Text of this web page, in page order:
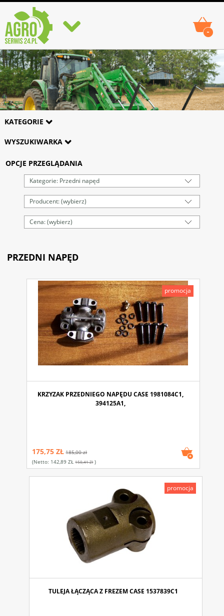
-
KATEGORIE
WYSZUKIWARKA
OPCJE PRZEGLĄDANIA
Kategorie: Przedni napęd
Producent: (wybierz)
Cena: (wybierz)
PRZEDNI NAPĘD
KRZYZAK PRZEDNIEGO NAPĘDU CASE 1981084C1,
394125A1,
175,75 ZŁ 185,00 zł
(netto: 142,89 ZŁ 150,41 Zł)
promocja
TULEJA ŁĄCZĄCA Z FREZEM CASE 1537839C1
promocja